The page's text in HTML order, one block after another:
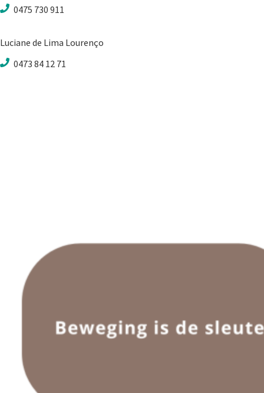
0475 730 911
Luciane de Lima Lourenço
0473 84 12 71